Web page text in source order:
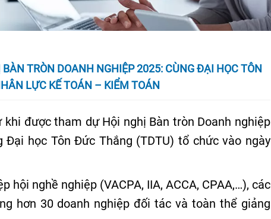
TRÒN DOANH NGHIỆP 2025: CÙNG ĐẠI HỌC TÔN
LỰC KẾ TOÁN – KIỂM TOÁN
được tham dự Hội nghị Bàn tròn Doanh nghiệp
học Tôn Đức Thắng (TDTU) tổ chức vào ngày
nghề nghiệp (VACPA, IIA, ACCA, CPAA,…), các
hơn 30 doanh nghiệp đối tác và toàn thể giảng